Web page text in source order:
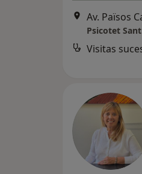
Psicotet
Visitas